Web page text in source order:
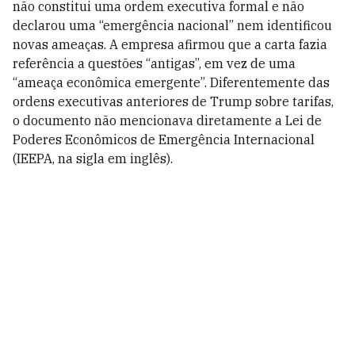
não constitui uma ordem executiva formal e não
declarou uma “emergência nacional” nem identificou
novas ameaças. A empresa afirmou que a carta fazia
referência a questões “antigas”, em vez de uma
“ameaça econômica emergente”. Diferentemente das
ordens executivas anteriores de Trump sobre tarifas,
o documento não mencionava diretamente a Lei de
Poderes Econômicos de Emergência Internacional
(IEEPA, na sigla em inglês).